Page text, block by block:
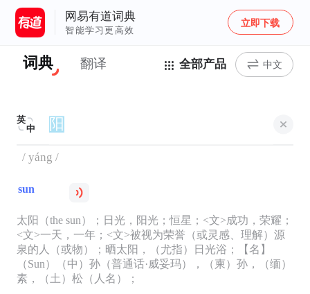
网易有道词典
智能学习更高效
立即下载
词典 翻译 全部产品 中文
英
中
/ yáng /
sun
太阳（the sun）；日光，阳光；恒星；<文>成功，荣耀；
<文>一天，一年；<文>被视为荣誉（或灵感、理解）源
泉的人（或物）；晒太阳，（尤指）日光浴；【名】
（Sun）（中）孙（普通话·威妥玛），（柬）孙，（缅）
素，（土）松（人名）；